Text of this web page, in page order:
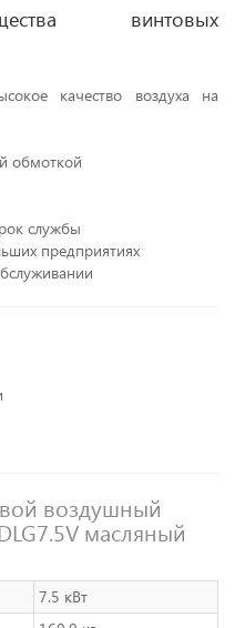
винтовых
качество воздуха на
обмоткой
службы
предприятиях
воздушный
масляный
7.5 кВт